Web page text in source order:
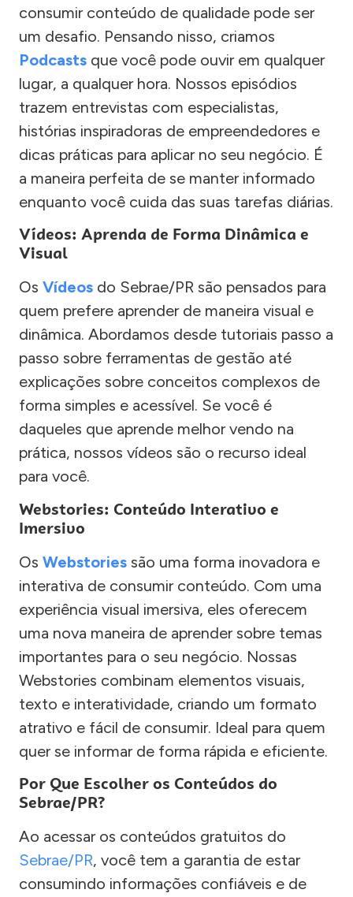
consumir conteúdo de qualidade pode ser
um desafio. Pensando nisso, criamos
Podcasts que você pode ouvir em qualquer
lugar, a qualquer hora. Nossos episódios
trazem entrevistas com especialistas,
histórias inspiradoras de empreendedores e
dicas práticas para aplicar no seu negócio. É
a maneira perfeita de se manter informado
enquanto você cuida das suas tarefas diárias.
Vídeos: Aprenda de Forma Dinâmica e
Visual
Os Vídeos do Sebrae/PR são pensados para
quem prefere aprender de maneira visual e
dinâmica. Abordamos desde tutoriais passo a
passo sobre ferramentas de gestão até
explicações sobre conceitos complexos de
forma simples e acessível. Se você é
daqueles que aprende melhor vendo na
prática, nossos vídeos são o recurso ideal
para você.
Webstories: Conteúdo Interativo e
Imersivo
Os Webstories são uma forma inovadora e
interativa de consumir conteúdo. Com uma
experiência visual imersiva, eles oferecem
uma nova maneira de aprender sobre temas
importantes para o seu negócio. Nossas
Webstories combinam elementos visuais,
texto e interatividade, criando um formato
atrativo e fácil de consumir. Ideal para quem
quer se informar de forma rápida e eficiente.
Por Que Escolher os Conteúdos do
Sebrae/PR?
Ao acessar os conteúdos gratuitos do
Sebrae/PR, você tem a garantia de estar
consumindo informações confiáveis e de